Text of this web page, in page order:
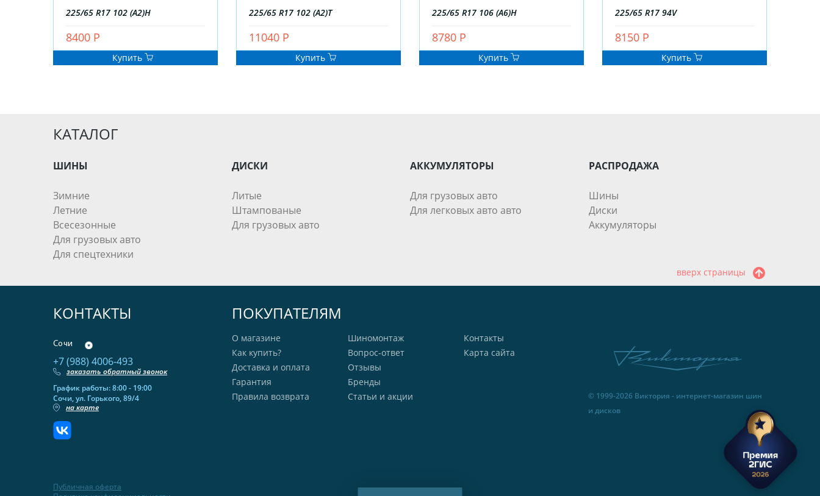
225/65 R17 102 (A2)H
8400 Р
Купить
225/65 R17 102 (A2)T
11040 Р
Купить
225/65 R17 106 (A6)H
8780 Р
Купить
225/65 R17 94V
8150 Р
Купить
КАТАЛОГ
ШИНЫ
Зимние
Летние
Всесезонные
Для грузовых авто
Для спецтехники
ДИСКИ
Литые
Штампованые
Для грузовых авто
АККУМУЛЯТОРЫ
Для грузовых авто
Для легковых авто авто
РАСПРОДАЖА
Шины
Диски
Аккумуляторы
вверх страницы
КОНТАКТЫ
Сочи
+7 (988) 4006-493
заказать обратный звонок
График работы: 8:00 - 19:00
Сочи, ул. Горького, 89/4
на карте
ПОКУПАТЕЛЯМ
О магазине
Как купить?
Доставка и оплата
Гарантия
Правила возврата
Шиномонтаж
Вопрос-ответ
Отзывы
Бренды
Статьи и акции
Контакты
Карта сайта
© 1999-2026 Виктория - интернет-магазин шин
и дисков
Публичная оферта